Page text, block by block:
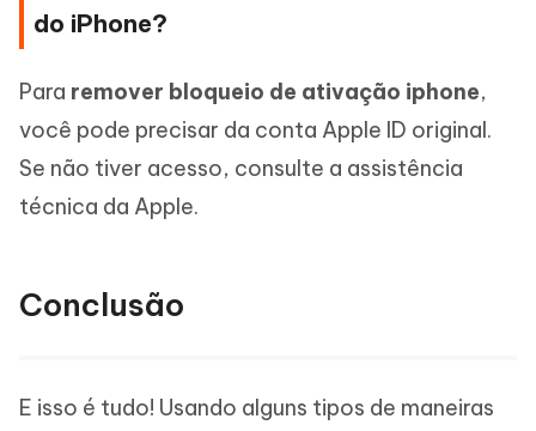
do iPhone?
Para remover bloqueio de ativação iphone,
você pode precisar da conta Apple ID original.
Se não tiver acesso, consulte a assistência
técnica da Apple.
Conclusão
E isso é tudo! Usando alguns tipos de maneiras